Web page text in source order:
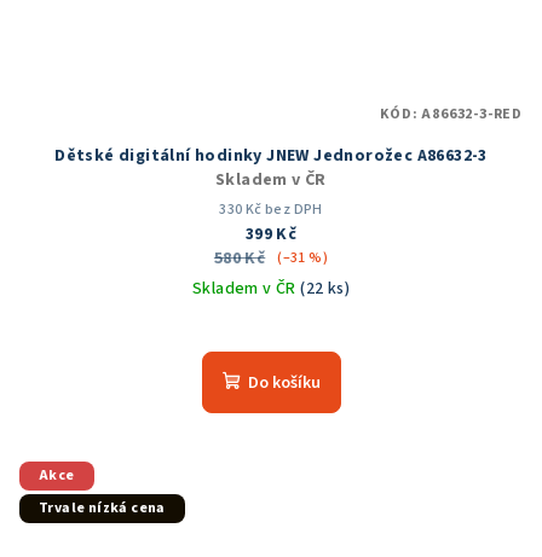
Dětské digitální hodinky JNEW Jednorožec A86632-3
Skladem v ČR
330 Kč bez DPH
399 Kč
580 Kč (–31 %)
Skladem v ČR(22 ks)
hodnocení
produktu
Do košíku
KÓD:A86632-3-RED
Akce
Trvale nízká cena